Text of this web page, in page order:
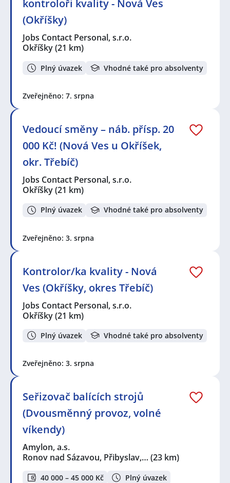
kontroloři kvality - Nová Ves
(Okříšky)
Jobs Contact Personal, s.r.o.
Okříšky(21 km)
Plný úvazek Vhodné také pro absolventy
Zveřejněno: 7. srpna
Vedoucí směny – náb. přísp. 20
000 Kč! (Nová Ves u Okříšek,
okr. Třebíč)
Jobs Contact Personal, s.r.o.
Okříšky(21 km)
Plný úvazek Vhodné také pro absolventy
Zveřejněno: 3. srpna
Kontrolor/ka kvality - Nová
Ves (Okříšky, okres Třebíč)
Jobs Contact Personal, s.r.o.
Okříšky(21 km)
Plný úvazek Vhodné také pro absolventy
Zveřejněno: 3. srpna
Seřizovač balících strojů
(Dvousměnný provoz, volné
víkendy)
Amylon, a.s.
Ronov nad Sázavou, Přibyslav,… (23 km)
40 000 – 45 000 Kč Plný úvazek